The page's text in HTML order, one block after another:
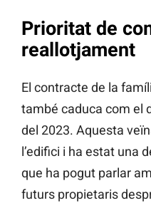
Prioritat de
reallotjament
El contracte de la
també caduca com el
del 2023. Aquesta
l’edifici i ha estat una
que ha pogut parlar
futurs propietaris